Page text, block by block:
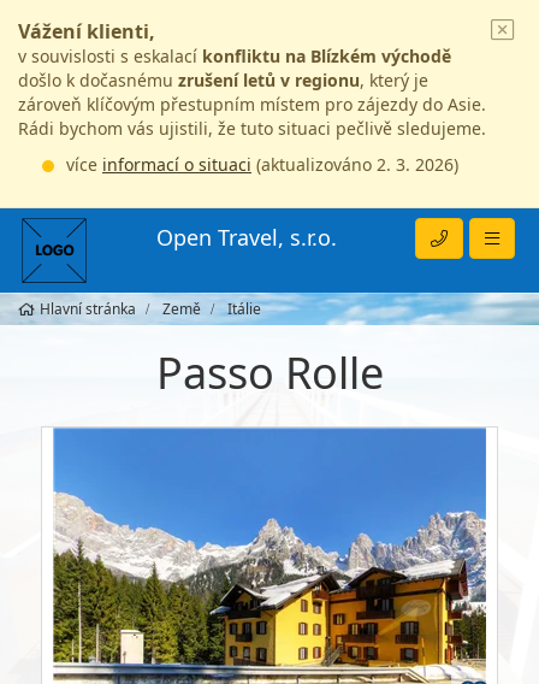
Vážení klienti,
v souvislosti s eskalací konfliktu na Blízkém východě
došlo k dočasnému zrušení letů v regionu, který je
zároveň klíčovým přestupním místem pro zájezdy do Asie.
Rádi bychom vás ujistili, že tuto situaci pečlivě sledujeme.
více informací o situaci (aktualizováno 2. 3. 2026)
Open Travel, s.r.o.
Hlavní stránka Země Itálie
Passo Rolle